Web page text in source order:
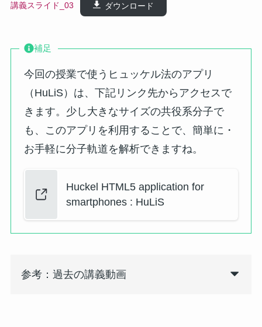
講義スライド_03 ダウンロード
補足
今回の授業で使うヒュッケル法のアプリ
（HuLiS）は、下記リンク先からアクセスで
きます。少し大きなサイズの共役系分子で
も、このアプリを利用することで、簡単に・
お手軽に分子軌道を解析できますね。
Huckel HTML5 application for
smartphones : HuLiS
参考：過去の講義動画